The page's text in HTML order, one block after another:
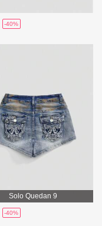
-40%
Solo Quedan 9
-40%